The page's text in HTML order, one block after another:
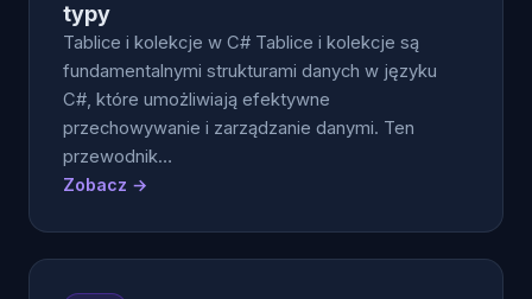
typy
Tablice i kolekcje w C# Tablice i kolekcje są
fundamentalnymi strukturami danych w języku
C#, które umożliwiają efektywne
przechowywanie i zarządzanie danymi. Ten
przewodnik…
Zobacz →